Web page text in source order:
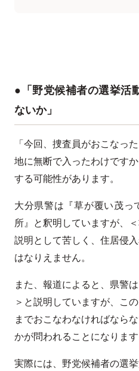
●「野党候補者の選挙活
ないか」
「今回、捜査員がおこなっ
地に無断で入ったわけです
する可能性があります。
大分県警は『草が覆い茂
所』と釈明していますが、
説明として苦しく、住居侵
はなりえません。
また、報道によると、県警
＞と説明していますが、こ
までおこなわなければなら
かが問われることになります
実際には、野党候補者の選